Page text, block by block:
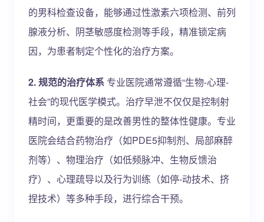
的男科检查设备，能够通过性激素六项检测、前列
腺液分析、阴茎敏感度检测等手段，精准锁定病
因，为患者制定个性化的治疗方案。
2. 规范的治疗体系 专业医院通常遵循“生物-心理-
社会”的现代医学模式。治疗早泄不仅仅是控制射
精时间，更重要的是改善男性的整体性健康。专业
医院会结合药物治疗（如PDE5抑制剂、局部麻醉
剂等）、物理治疗（如低频脉冲、生物反馈治
疗）、心理疏导以及行为训练（如停-动技术、挤
捏技术）等多种手段，进行综合干预。